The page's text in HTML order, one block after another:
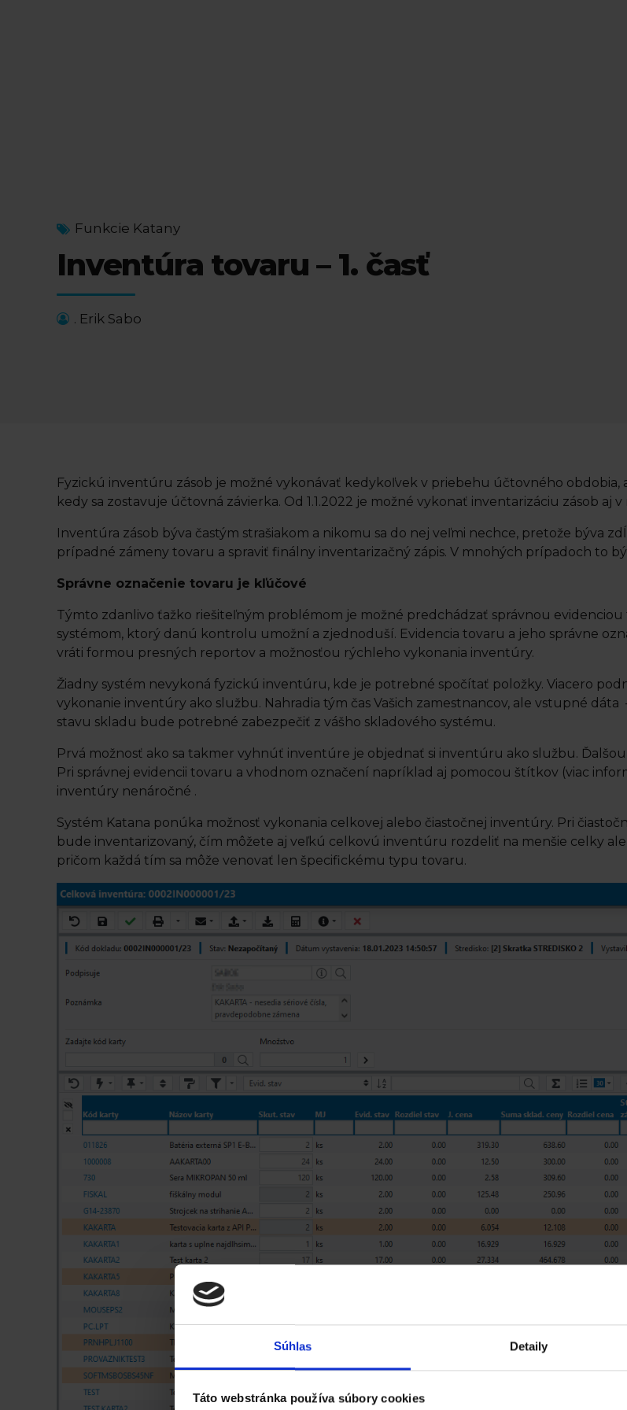
Súhlas Detaily
Táto webstránka používa súbory cookies
Funkcie Katany
Inventúra tovaru – 1. časť
. Erik Sabo
Fyzickú inventúru zásob je možné vykonávať kedykoľvek v priebehu účtovného
kedy sa zostavuje účtovná závierka. Od 1.1.2022 je možné vykonať inventarizáciu zásob
Inventúra zásob býva častým strašiakom a nikomu sa do nej veľmi nechce, pretože býva
prípadné zámeny tovaru a spraviť finálny inventarizačný zápis. V mnohých prípadoch to
Správne označenie tovaru je kľúčové
Týmto zdanlivo ťažko riešiteľným problémom je možné predchádzať správnou
systémom, ktorý danú kontrolu umožní a zjednoduší. Evidencia tovaru a jeho správne
vráti formou presných reportov a možnosťou rýchleho vykonania inventúry.
Žiadny systém nevykoná fyzickú inventúru, kde je potrebné spočítať položky. Viacero
vykonanie inventúry ako službu. Nahradia tým čas Vašich zamestnancov, ale vstupné
stavu skladu bude potrebné zabezpečiť z vášho skladového systému.
Prvá možnosť ako sa takmer vyhnúť inventúre je objednať si inventúru ako službu.
Pri správnej evidencii tovaru a vhodnom označení napríklad aj pomocou štítkov (viac
inventúry nenáročné .
Systém Katana ponúka možnosť vykonania celkovej alebo čiastočnej inventúry. Pri
bude inventarizovaný, čím môžete aj veľkú celkovú inventúru rozdeliť na menšie celky
pričom každá tím sa môže venovať len špecifickému typu tovaru.